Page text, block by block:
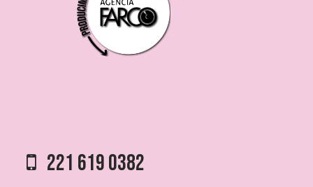
221 619 0382